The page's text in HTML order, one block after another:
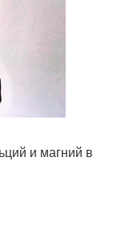
и магний в